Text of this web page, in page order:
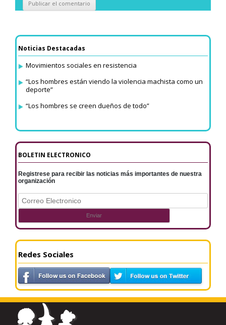
Noticias Destacadas
Movimientos sociales en resistencia
“Los hombres están viendo la violencia machista como un
deporte”
“Los hombres se creen dueños de todo”
BOLETIN ELECTRONICO
Registrese para recibir las noticias más importantes de nuestra
organización
Redes Sociales